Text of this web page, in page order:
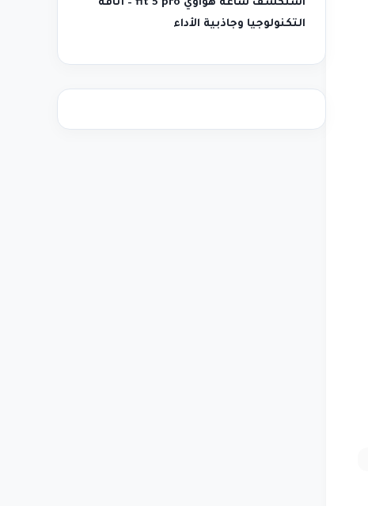
استكشف ساعة هواوي fit 5 pro – أناقة
التكنولوجيا وجاذبية الأداء